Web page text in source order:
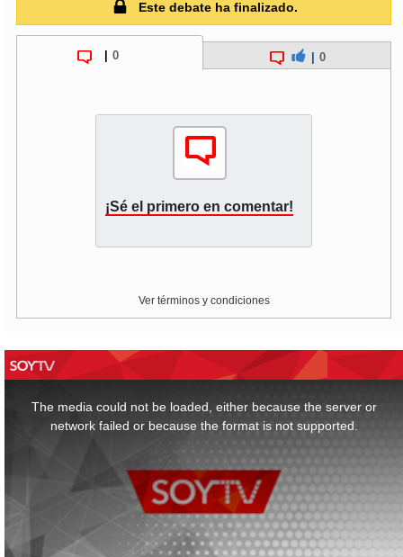
Este debate ha finalizado.
0 0
¡Sé el primero en comentar!
Ver términos y condiciones
The media could not be loaded, either because the server or
network failed or because the format is not supported.